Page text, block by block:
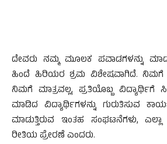
ದೇವರು ನಮ್ಮ ಮೂಲಕ ಪವಾಡಗಳನ್ನು
ಹಿಂದೆ ಹಿರಿಯರ ಶ್ರಮ ವಿಶೇಷವಾಗಿದೆ. ನಿಮಗೆ
ನಿಮಗೆ ಮಾತ್ರವಲ್ಲ, ಪ್ರತಿಯೊಬ್ಬ ವಿದ್ಯಾರ್ಥಿಗೆ
ಮಾಡಿದ ವಿದ್ಯಾರ್ಥಿಗಳನ್ನು ಗುರುತಿಸುವ
ಮಾಡುತ್ತಿರುವ ಇಂತಹ ಸಂಘಟನೆಗಳು,
ರೀತಿಯ ಪ್ರೇರಣೆ ಎಂದರು.